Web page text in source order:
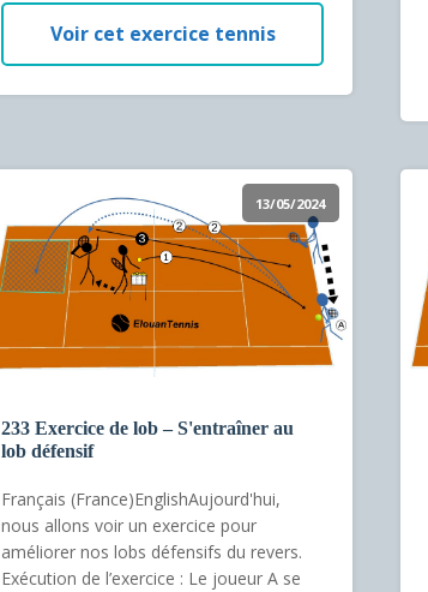
Voir cet exercice tennis
13/05/2024
233 Exercice de lob – S'entraîner au
lob défensif
Français (France)EnglishAujourd'hui,
nous allons voir un exercice pour
améliorer nos lobs défensifs du revers.
Exécution de l’exercice : Le joueur A se